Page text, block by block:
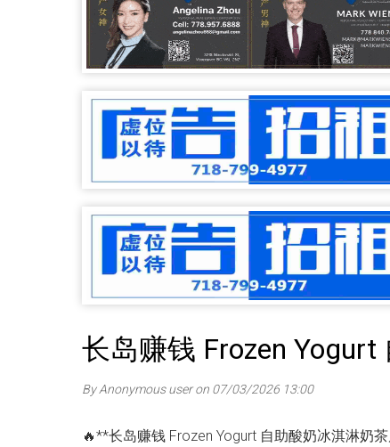
长岛赚钱 Frozen Yogurt
By Anonymous user on 07/03/2026 13:00
🔥**长岛赚钱 Frozen Yogurt 自助酸奶冰淇淋奶